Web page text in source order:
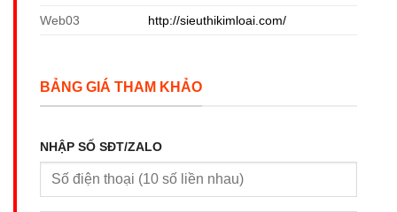
Web03 http://sieuthikimloai.com/
BẢNG GIÁ THAM KHẢO
NHẬP SỐ SĐT/ZALO